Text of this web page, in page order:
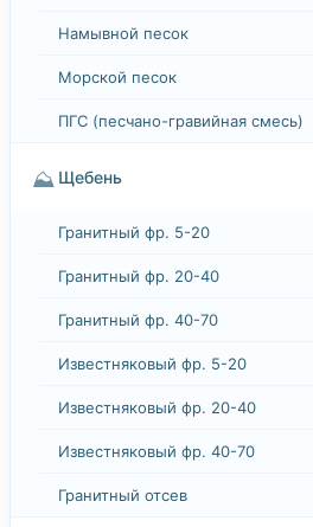
Намывной песок
Морской песок
ПГС (песчано-гравийная смесь)
⛰️ Щебень
Гранитный фр. 5-20
Гранитный фр. 20-40
Гранитный фр. 40-70
Известняковый фр. 5-20
Известняковый фр. 20-40
Известняковый фр. 40-70
Гранитный отсев